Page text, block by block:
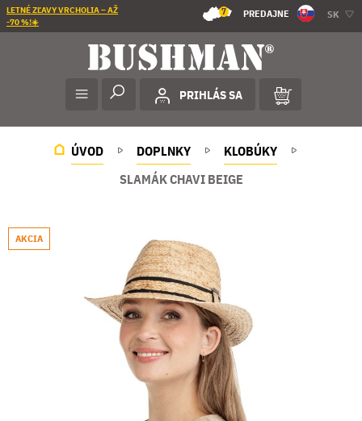
LETNÉ ZĽAVY VRCHOLIA – AŽ
-70 %!☀️
7 PREDAJNE SK
PRIHLÁS SA
ÚVOD DOPLNKY
KLOBÚKY
SLAMÁK CHAVI BEIGE
AKCIA